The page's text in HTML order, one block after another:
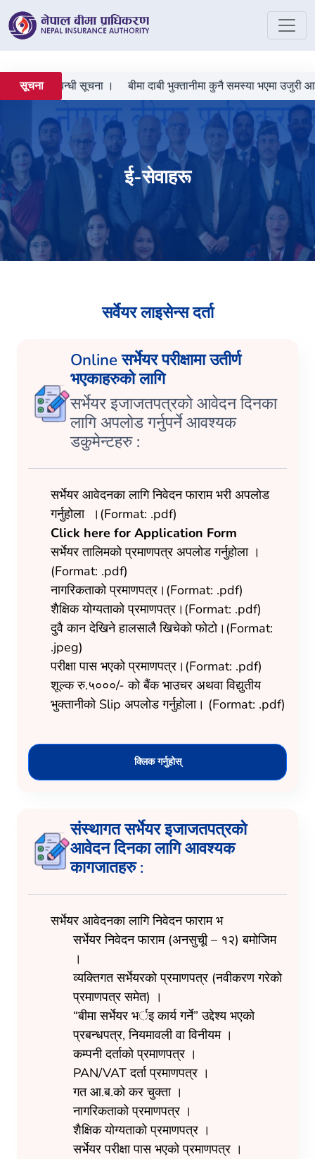
सूचना
गराउने सम्बन्धी सूचना । बीमा दाबी भुक्तानीमा कुनै समस्या भएमा उजुरी
ई-सेवाहरू
सर्वेयर लाइसेन्स दर्ता
Online सर्भेयर परीक्षामा उतीर्ण
भएकाहरुको लागि
सर्भेयर इजाजतपत्रको आवेदन दिनका
लागि अपलोड गर्नुपर्ने आवश्यक
डकुमेन्टहरु :
सर्भेयर आवेदनका लागि निवेदन फाराम भरी अपलोड
गर्नुहोला ।(Format: .pdf)
Click here for Application Form
सर्भेयर तालिमको प्रमाणपत्र अपलोड गर्नुहोला ।
(Format: .pdf)
नागरिकताको प्रमाणपत्र।(Format: .pdf)
शैक्षिक योग्यताको प्रमाणपत्र।(Format: .pdf)
दुवै कान देखिने हालसालै खिचेको फोटो।(Format:
.jpeg)
परीक्षा पास भएको प्रमाणपत्र।(Format: .pdf)
शूल्क रु.५०००/- को बैंक भाउचर अथवा विद्युतीय
भुक्तानीको Slip अपलोड गर्नुहोला। (Format: .pdf)
क्लिक गर्नुहोस्
संस्थागत सर्भेयर इजाजतपत्रको
आवेदन दिनका लागि आवश्यक
कागजातहरु :
सर्भेयर आवेदनका लागि निवेदन फाराम भ
सर्भेयर निवेदन फाराम (अनसुचूी – १२) बमोजिम
।
व्यक्तिगत सर्भेयरको प्रमाणपत्र (नवीकरण गरेको
प्रमाणपत्र समेत) ।
“बीमा सर्भेयर भर्इ कार्य गर्ने” उद्देश्य भएको
प्रबन्धपत्र, नियमावली वा विनीयम ।
कम्पनी दर्ताको प्रमाणपत्र ।
PAN/VAT दर्ता प्रमाणपत्र ।
गत आ.ब.को कर चुक्ता ।
नागरिकताको प्रमाणपत्र ।
शैक्षिक योग्यताको प्रमाणपत्र ।
सर्भेयर परीक्षा पास भएको प्रमाणपत्र ।